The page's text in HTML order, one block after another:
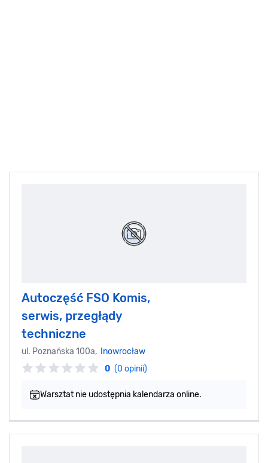
Autoczęść FSO Komis,
serwis, przegłądy
techniczne
ul. Poznańska 100a,
Inowrocław
0 (0 opinii)
Warsztat nie udostępnia kalendarza online.